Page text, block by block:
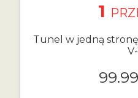
1
Tunel w jedną